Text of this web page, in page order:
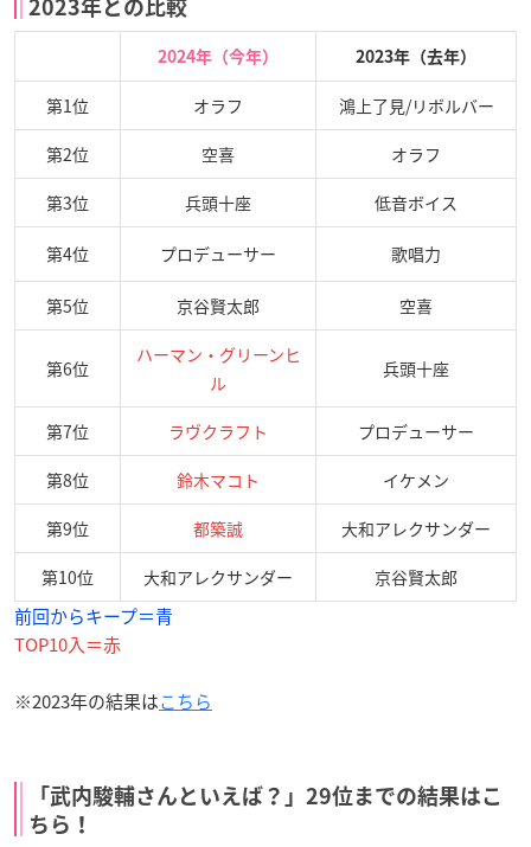
2023年との比較
2024年（今年） 2023年（去年）
第1位 オラフ 鴻上了見/リボルバー
第2位 空喜 オラフ
第3位 兵頭十座 低音ボイス
第4位 プロデューサー 歌唱力
第5位 京谷賢太郎 空喜
第6位
ハーマン・グリーンヒ
ル
兵頭十座
第7位 ラヴクラフト プロデューサー
第8位 鈴木マコト イケメン
第9位 都築誠 大和アレクサンダー
第10位 大和アレクサンダー 京谷賢太郎
前回からキープ＝青
TOP10入＝赤
※2023年の結果はこちら
「武内駿輔さんといえば？」29位までの結果はこ
ちら！